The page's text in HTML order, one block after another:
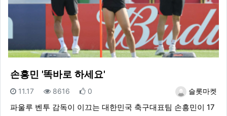
손흥민 '똑바로 하세요'
등록자슬롯마켓
등록일
11.17 조회
8616 추천
0
파울루 벤투 감독이 이끄는 대한민국 축구대표팀 손흥민이 17